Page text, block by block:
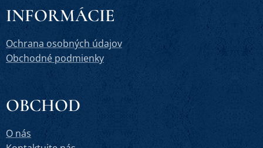
INFORMÁCIE
Ochrana osobných údajov
Obchodné podmienky
OBCHOD
O nás